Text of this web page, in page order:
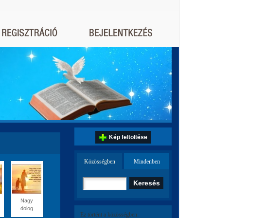
Nagy
dolog
Kép feltöltése
Közösségben Mindenben
Ez történt a közösségben: